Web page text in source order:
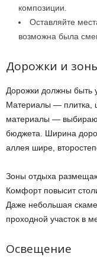
композиции.
Оставляйте
возможна была
Дорожки и
Дорожки должны быть
Материалы — плитка,
материалы —
бюджета. Ширина
аллея шире,
Зоны отдыха
Комфорт повысит
Даже небольшая
проходной участок в
Освещение